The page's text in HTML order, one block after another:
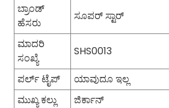
ಬ್ರಾಂಡ್
ಹೆಸರು
ಸೂಪರ್ ಸ್ಟಾರ್
ಮಾದರಿ
ಸಂಖ್ಯೆ
SHS0013
ಪರ್ಲ್ ಟೈಪ್
ಯಾವುದೂ ಇಲ್ಲ
ಮುಖ್ಯ ಕಲ್ಲು
ಜಿರ್ಕಾನ್